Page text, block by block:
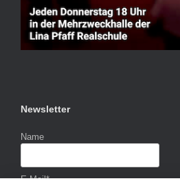
Newsletter
Name